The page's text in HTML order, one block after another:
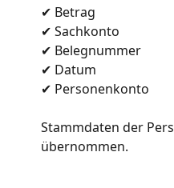
✔ Betrag
✔ Sachkonto
✔ Belegnummer
✔ Datum
✔ Personenkonto
Stammdaten der
übernommen.